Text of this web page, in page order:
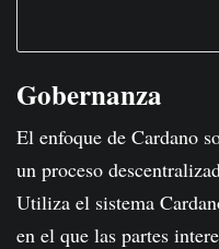
Gobernanza
El enfoque de Cardano
un proceso
Utiliza el sistema
en el que las partes